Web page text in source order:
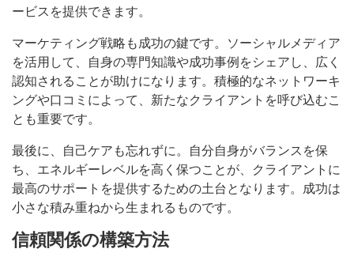
ービスを提供できます。
マーケティング戦略も成功の鍵です。ソーシャルメディア
を活用して、自身の専門知識や成功事例をシェアし、広く
認知されることが助けになります。積極的なネットワーキ
ングや口コミによって、新たなクライアントを呼び込むこ
とも重要です。
最後に、自己ケアも忘れずに。自分自身がバランスを保
ち、エネルギーレベルを高く保つことが、クライアントに
最高のサポートを提供するための土台となります。成功は
小さな積み重ねから生まれるものです。
信頼関係の構築方法